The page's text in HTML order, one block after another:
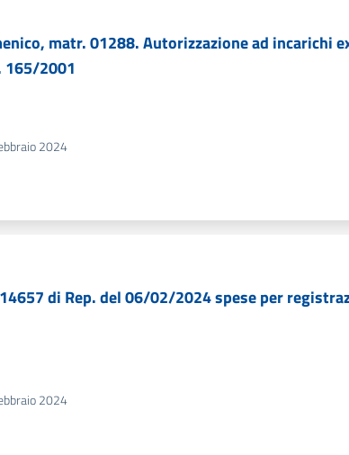
matr. 01288. Autorizzazione ad
165/2001
2024
di Rep. del 06/02/2024 spese per
2024